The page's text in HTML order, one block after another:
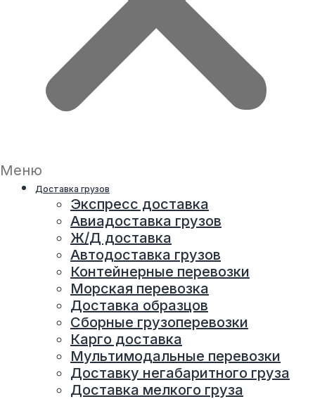
Меню
Доставка грузов
Экспресс доставка
Авиадоставка грузов
Ж/Д доставка
Автодоставка грузов
Контейнерные перевозки
Морская перевозка
Доставка образцов
Сборные грузоперевозки
Карго доставка
Мультимодальные перевозки
Доставку негабаритного груза
Доставка мелкого груза